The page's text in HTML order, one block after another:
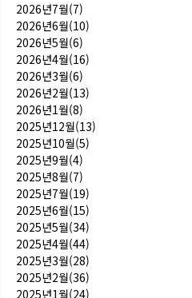
2026년7월(7)
2026년6월(10)
2026년5월(6)
2026년4월(16)
2026년3월(6)
2026년2월(13)
2026년1월(8)
2025년12월(13)
2025년10월(5)
2025년9월(4)
2025년8월(7)
2025년7월(19)
2025년6월(15)
2025년5월(34)
2025년4월(44)
2025년3월(28)
2025년2월(36)
2025년1월(24)